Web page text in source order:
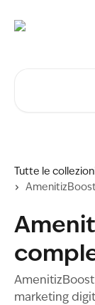
Tutte le
marketing